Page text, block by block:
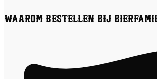
Waarom bestellen bij